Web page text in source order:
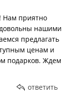
Нам приятно
нашими
предлагать
ценам и
подарков. Ждем
ответить